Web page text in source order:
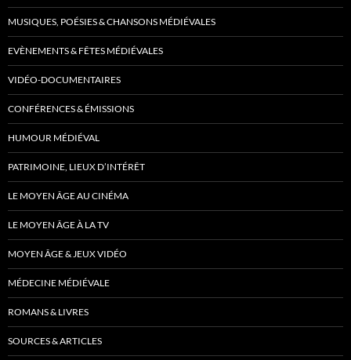
MUSIQUES, POÉSIES & CHANSONS MÉDIÉVALES
EVÈNEMENTS & FÊTES MÉDIÉVALES
VIDÉO-DOCUMENTAIRES
CONFÉRENCES & ÉMISSIONS
HUMOUR MÉDIÉVAL
PATRIMOINE, LIEUX D’INTÉRÊT
LE MOYEN ÂGE AU CINÉMA
LE MOYEN ÂGE À LA TV
MOYEN ÂGE & JEUX VIDÉO
MÉDECINE MÉDIÉVALE
ROMANS & LIVRES
SOURCES & ARTICLES